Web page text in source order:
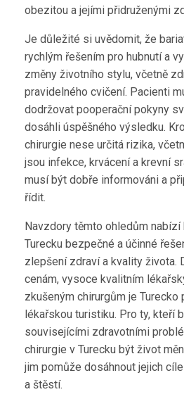
obezitou a jejími přidruženými
Je důležité si uvědomit, že
rychlým řešením pro hubnutí a
změny životního stylu, včetně
pravidelného cvičení. Pacienti
dodržovat pooperační pokyny
dosáhli úspěšného výsledku.
chirurgie nese určitá rizika,
jsou infekce, krvácení a krevní
musí být dobře informováni a
řídit.
Navzdory těmto ohledům
Turecku bezpečné a účinné
zlepšení zdraví a kvality života.
cenám, vysoce kvalitním
zkušeným chirurgům je
lékařskou turistiku. Pro ty, kteří
souvisejícími zdravotními
chirurgie v Turecku být život
jim pomůže dosáhnout jejich
a štěstí.